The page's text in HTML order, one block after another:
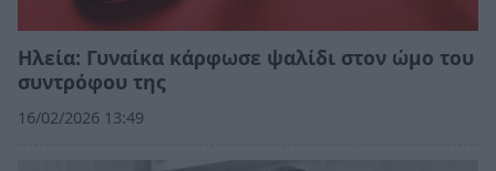
Ηλεία: Γυναίκα κάρφωσε ψαλίδι στον ώμο του
συντρόφου της
16/02/2026 13:49